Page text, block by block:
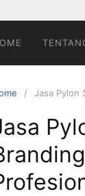
Jasa Pylon